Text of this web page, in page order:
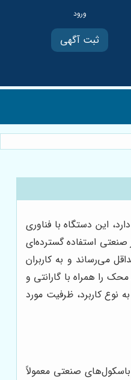
ثبت آگهی
این دستگاه با فناوری
صنعتی استفاده گسترده‌ای
می‌رساند و به کاربران
را همراه با گارانتی و
نوع کاربرد، ظرفیت مورد
صنعتی معمولاً